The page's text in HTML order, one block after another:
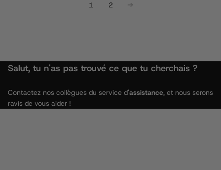
1 2
Salut, tu n'as pas trouvé ce que tu cherchais ?
Contactez nos collègues du service d'assistance, et nous serons
ravis de vous aider !